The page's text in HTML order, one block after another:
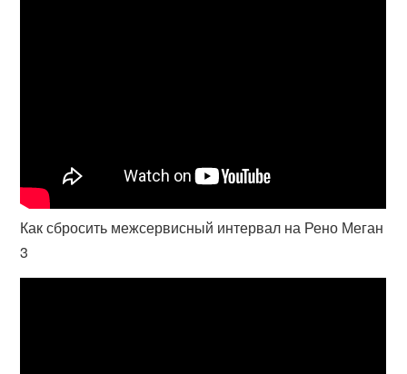
Как сбросить межсервисный интервал на Рено Меган
3